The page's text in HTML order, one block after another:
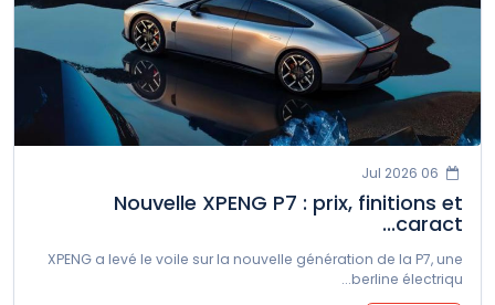
06 Jul 2026
Nouvelle XPENG P7 : prix, finitions et
caract...
XPENG a levé le voile sur la nouvelle génération de la P7, une
berline électriqu...